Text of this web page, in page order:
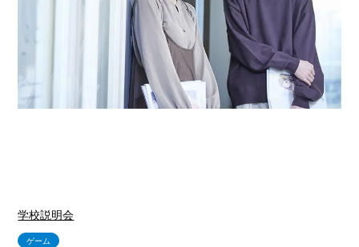
学校説明会
ゲーム